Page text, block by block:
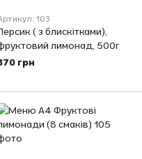
103
( з блискітками),
лимонад, 500г
грн